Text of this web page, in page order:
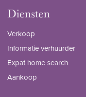
Diensten
Verkoop
Informatie verhuurder
Expat home search
Aankoop